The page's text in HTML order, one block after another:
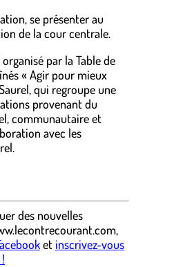
se présenter au
de la cour centrale.
par la Table de
« Agir pour mieux
qui regroupe une
provenant du
communautaire et
avec les
des nouvelles
,
et inscrivez-vous